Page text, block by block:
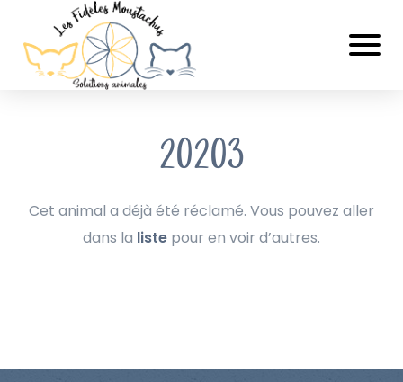
20203
Cet animal a déjà été réclamé. Vous pouvez aller
dans la liste pour en voir d’autres.